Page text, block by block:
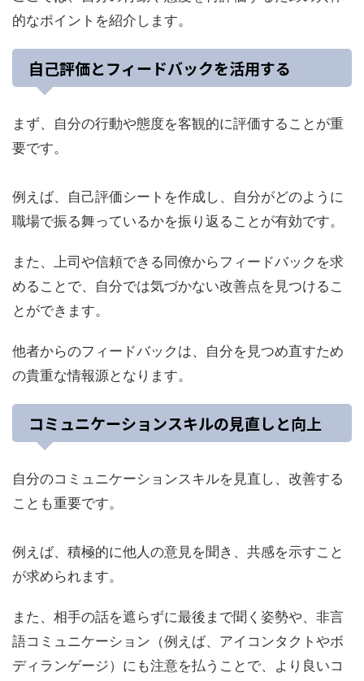
的なポイントを紹介します。
自己評価とフィードバックを活用する
まず、自分の行動や態度を客観的に評価することが重
要です。
例えば、自己評価シートを作成し、自分がどのように
職場で振る舞っているかを振り返ることが有効です。
また、上司や信頼できる同僚からフィードバックを求
めることで、自分では気づかない改善点を見つけるこ
とができます。
他者からのフィードバックは、自分を見つめ直すため
の貴重な情報源となります。
コミュニケーションスキルの見直しと向上
自分のコミュニケーションスキルを見直し、改善する
ことも重要です。
例えば、積極的に他人の意見を聞き、共感を示すこと
が求められます。
また、相手の話を遮らずに最後まで聞く姿勢や、非言
語コミュニケーション（例えば、アイコンタクトやボ
ディランゲージ）にも注意を払うことで、より良いコ